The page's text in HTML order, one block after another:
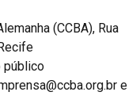
(CCBA), Rua
público
e